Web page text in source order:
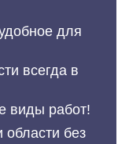
для
всегда в
виды работ!
области без